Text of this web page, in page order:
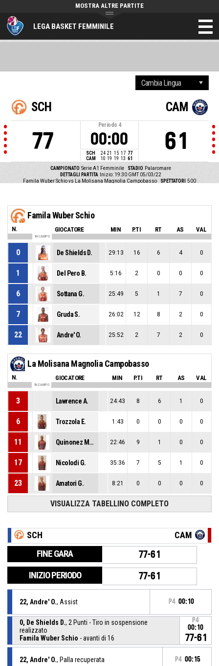
LEGA BASKET FEMMINILE
MOSTRA ALTRE PARTITE
SCH
77
Periodo 4
00:00
SCH 24 21 15 17 77
CAM
10 19 19 13 61
CAM
61
CAMPIONATO Serie A1 Femminile STADIO Palaromare
DETTAGLI PARTITA
Inizio: 19:30 GMT 05/03/22
Famila Wuber Schio vs La Molisana Magnolia Campobasso
SPETTATORI 500
Famila Wuber Schio
N. GIOCATORE MIN P.TI RT AS VAL
IN CAMPO
0 De Shields D. 29:13 16 6 4 0
1 Del Pero B. 5:16 2 0 0 0
6 Sottana G. 25:49 5 1 7 0
7 Gruda S. 26:02 12 8 2 0
22 Andre' O. 25:52 2 7 2 0
La Molisana Magnolia Campobasso
N. GIOCATORE MIN P.TI RT AS VAL
IN CAMPO
3 Lawrence A. 24:43 8 6 1 0
6 Trozzola E. 1:43 0 0 0 0
11 Quinonez Mina B. 22:46 9 1 0 0
17 Nicolodi G. 35:36 7 5 1 0
23 Amatori G. 8:21 0 0 0 0
VISUALIZZA TABELLINO COMPLETO
SCH CAM
FINE GARA 77-61
INIZIO PERIODO 77-61
22, Andre' O., Assist P4 00:10
0, De Shields D., 2 Punti - Tiro in sospensione
realizzato
Famila Wuber Schio - avanti di 16
P4
00:10
77-61
22, Andre' O., Palla recuperata P4 00:15